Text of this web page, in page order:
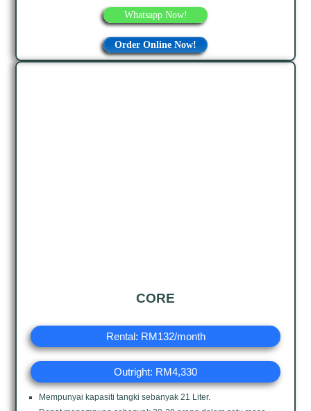
Whatsapp Now!
Order Online Now!
CORE
Rental: RM132/month
Outright: RM4,330
Mempunyai kapasiti tangki sebanyak 21 Liter.